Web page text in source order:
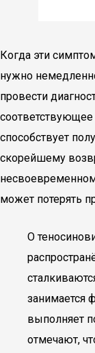
Когда эти
нужно
провести
способствует
скорейшему
может потерять
О
занимается
выполняет
отмечают,